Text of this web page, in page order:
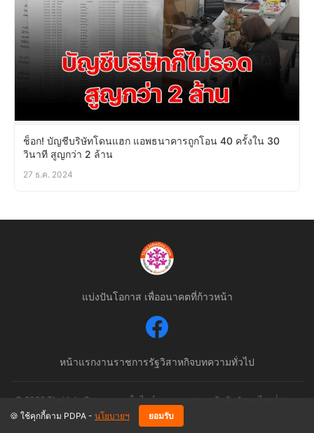
ช็อก! บัญชีบริษัทโดนแฮก แอพธนาคารถูกโอน 40 ครั้งใน 30
วินาที สูญกว่า 2 ล้าน
27 ธ.ค. 2024
แบ่งปันโอกาส เพื่ออนาคตที่ก้าวหน้า
หน้าแรกงานราชการรัฐวิสาหกิจบทความทั่วไป
© 2026 ThaiJobsGov.com - เว็บไซต์รวมงานราชการอันดับ 1 ของไทย | สงวน
ลิขสิทธิ์ตามกฎหมาย
🍪 ใช้คุกกี้ตาม PDPA - นโยบายฯ ยอมรับ